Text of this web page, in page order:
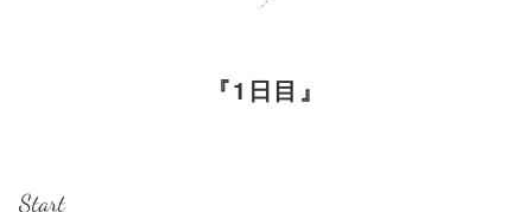
1日目
Start